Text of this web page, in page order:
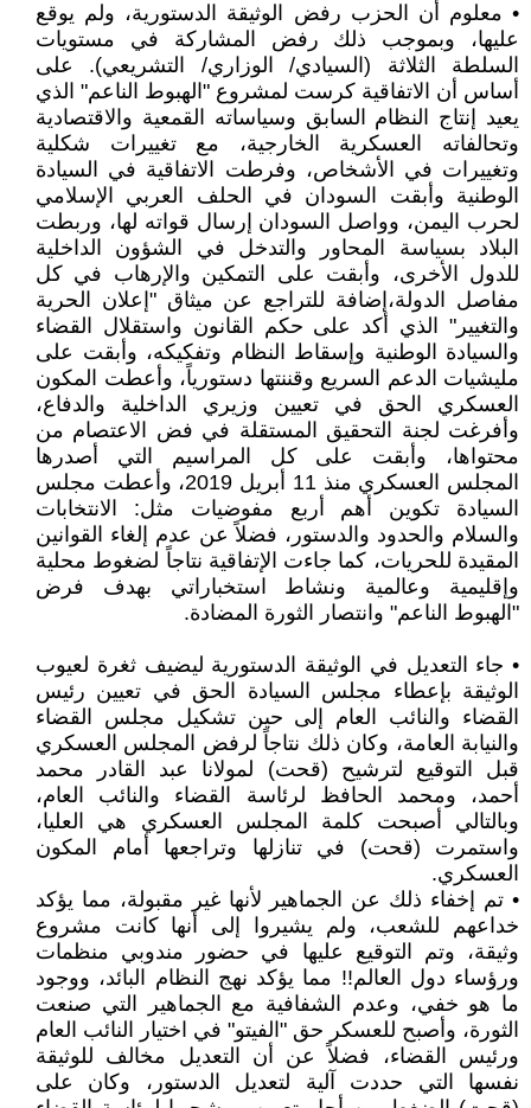
• معلوم أن الحزب رفض الوثيقة الدستورية، ولم يوقع
عليها، وبموجب ذلك رفض المشاركة في مستويات
السلطة الثلاثة (السيادي/ الوزاري/ التشريعي). على
أساس أن الاتفاقية كرست لمشروع "الهبوط الناعم" الذي
يعيد إنتاج النظام السابق وسياساته القمعية والاقتصادية
وتحالفاته العسكرية الخارجية، مع تغييرات شكلية
وتغييرات في الأشخاص، وفرطت الاتفاقية في السيادة
الوطنية وأبقت السودان في الحلف العربي الإسلامي
لحرب اليمن، وواصل السودان إرسال قواته لها، وربطت
البلاد بسياسة المحاور والتدخل في الشؤون الداخلية
للدول الأخرى، وأبقت على التمكين والإرهاب في كل
مفاصل الدولة،إضافة للتراجع عن ميثاق "إعلان الحرية
والتغيير" الذي أكد على حكم القانون واستقلال القضاء
والسيادة الوطنية وإسقاط النظام وتفكيكه، وأبقت على
مليشيات الدعم السريع وقننتها دستورياً، وأعطت المكون
العسكري الحق في تعيين وزيري الداخلية والدفاع،
وأفرغت لجنة التحقيق المستقلة في فض الاعتصام من
محتواها، وأبقت على كل المراسيم التي أصدرها
المجلس العسكري منذ 11 أبريل 2019، وأعطت مجلس
السيادة تكوين أهم أربع مفوضيات مثل: الانتخابات
والسلام والحدود والدستور، فضلاً عن عدم إلغاء القوانين
المقيدة للحريات، كما جاءت الإتفاقية نتاجاً لضغوط محلية
وإقليمية وعالمية ونشاط استخباراتي بهدف فرض
"الهبوط الناعم" وانتصار الثورة المضادة.
• جاء التعديل في الوثيقة الدستورية ليضيف ثغرة لعيوب
الوثيقة بإعطاء مجلس السيادة الحق في تعيين رئيس
القضاء والنائب العام إلى حين تشكيل مجلس القضاء
والنيابة العامة، وكان ذلك نتاجاً لرفض المجلس العسكري
قبل التوقيع لترشيح (قحت) لمولانا عبد القادر محمد
أحمد، ومحمد الحافظ لرئاسة القضاء والنائب العام،
وبالتالي أصبحت كلمة المجلس العسكري هي العليا،
واستمرت (قحت) في تنازلها وتراجعها أمام المكون
العسكري.
• تم إخفاء ذلك عن الجماهير لأنها غير مقبولة، مما يؤكد
خداعهم للشعب، ولم يشيروا إلى أنها كانت مشروع
وثيقة، وتم التوقيع عليها في حضور مندوبي منظمات
ورؤساء دول العالم!! مما يؤكد نهج النظام البائد، ووجود
ما هو خفي، وعدم الشفافية مع الجماهير التي صنعت
الثورة، وأصبح للعسكر حق "الفيتو" في اختيار النائب العام
ورئيس القضاء، فضلاً عن أن التعديل مخالف للوثيقة
نفسها التي حددت آلية لتعديل الدستور، وكان على